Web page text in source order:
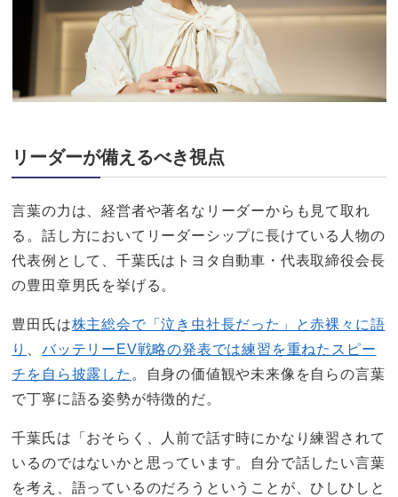
リーダーが備えるべき視点
言葉の力は、経営者や著名なリーダーからも見て取れ
る。話し方においてリーダーシップに長けている人物の
代表例として、千葉氏はトヨタ自動車・代表取締役会長
の豊田章男氏を挙げる。
豊田氏は株主総会で「泣き虫社長だった」と赤裸々に語
り 、バッテリーEV戦略の発表では練習を重ねたスピー
チを自ら披露した 。自身の価値観や未来像を自らの言葉
で丁寧に語る姿勢が特徴的だ。
千葉氏は「おそらく、人前で話す時にかなり練習されて
いるのではないかと思っています。自分で話したい言葉
を考え、語っているのだろうということが、ひしひしと